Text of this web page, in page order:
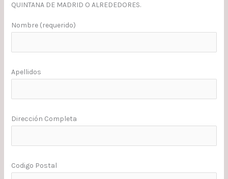
QUINTANA DE MADRID O ALREDEDORES.
Nombre (requerido)
Apellidos
Dirección Completa
Codigo Postal